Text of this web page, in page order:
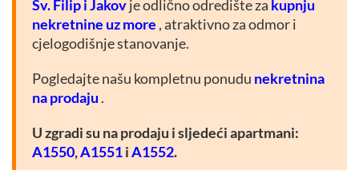
Sv. Filip i Jakovje odlično odredište za kupnju
nekretnine uz more , atraktivno za odmor i
cjelogodišnje stanovanje.
Pogledajte našu kompletnu ponudu nekretnina
na prodaju .
U zgradi su na prodaju i sljedeći apartmani:
A1550,A1551iA1552.